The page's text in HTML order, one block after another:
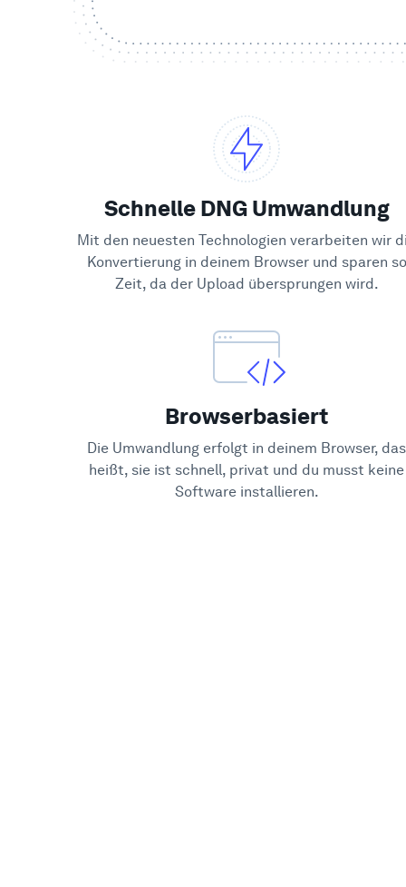
Schnelle DNG Umwandlung
Mit den neuesten Technologien verarbeiten wir
Konvertierung in deinem Browser und sparen so
Zeit, da der Upload übersprungen wird.
Browserbasiert
Die Umwandlung erfolgt in deinem Browser, das
heißt, sie ist schnell, privat und du musst keine
Software installieren.